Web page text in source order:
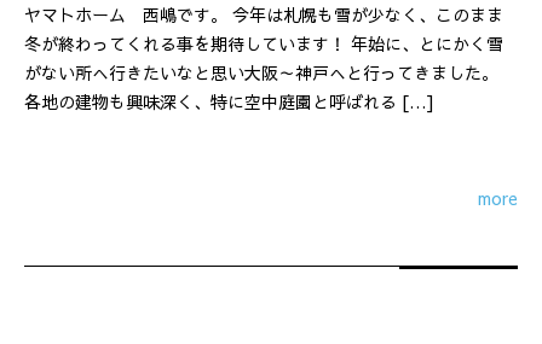
ヤマトホーム 西嶋です。 今年は札幌も雪が少なく、このまま
冬が終わってくれる事を期待しています！ 年始に、とにかく雪
がない所へ行きたいなと思い大阪～神戸へと行ってきました。
各地の建物も興味深く、特に空中庭園と呼ばれる […]
more